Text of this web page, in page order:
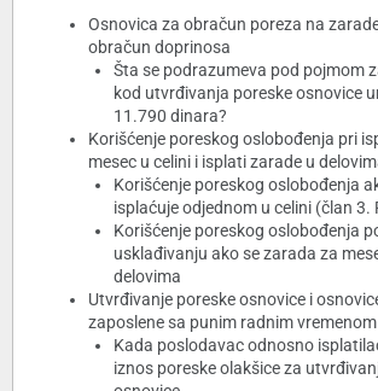
Osnovica za obračun poreza na
obračun doprinosa
Šta se podrazumeva pod pojmom
kod utvrđivanja poreske osnovice
11.790 dinara?
Korišćenje poreskog oslobođenja pri
mesec u celini i isplati zarade u
Korišćenje poreskog oslobođenja
isplaćuje odjednom u celini (član 3.
Korišćenje poreskog oslobođenja
usklađivanju ako se zarada za
delovima
Utvrđivanje poreske osnovice i
zaposlene sa punim radnim vremenom
Kada poslodavac odnosno
iznos poreske olakšice za